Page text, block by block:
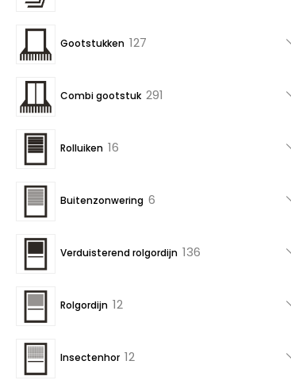
Gootstukken 127
Combi gootstuk 291
Rolluiken 16
Buitenzonwering 6
Verduisterend rolgordijn 136
Rolgordijn 12
Insectenhor 12